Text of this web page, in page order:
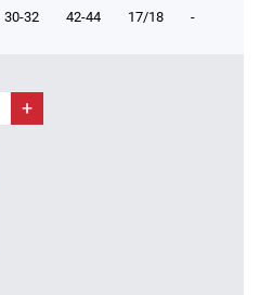
30-32 42-44 17/18 -
+